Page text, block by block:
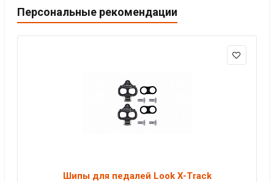
Персональные рекомендации
Шипы для педалей Look X-Track